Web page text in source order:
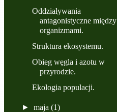
Oddziaływania
antagonistyczne między
organizmami.
Struktura ekosystemu.
Obieg węgla i azotu w
przyrodzie.
Ekologia populacji.
►maja(1)